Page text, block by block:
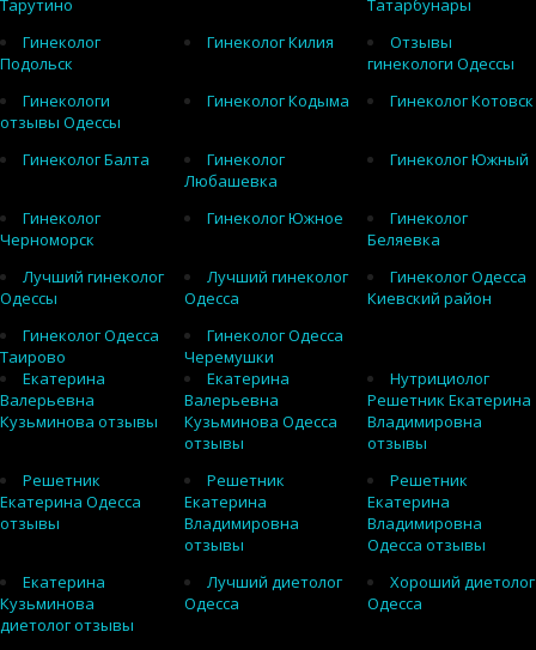
Тарутино
Татарбунары
Гинеколог
Подольск
Гинеколог Килия
Отзывы
гинекологи Одессы
Гинекологи
отзывы Одессы
Гинеколог Кодыма Гинеколог Котовск
Гинеколог Балта
Гинеколог
Любашевка
Гинеколог Южный
Гинеколог
Черноморск
Гинеколог Южное
Гинеколог
Беляевка
Лучший гинеколог
Одессы
Лучший гинеколог
Одесса
Гинеколог Одесса
Киевский район
Гинеколог Одесса
Таирово
Гинеколог Одесса
Черемушки
Екатерина
Валерьевна
Кузьминова отзывы
Екатерина
Валерьевна
Кузьминова Одесса
отзывы
Нутрициолог
Решетник Екатерина
Владимировна
отзывы
Решетник
Екатерина Одесса
отзывы
Решетник
Екатерина
Владимировна
отзывы
Решетник
Екатерина
Владимировна
Одесса отзывы
Екатерина
Кузьминова
диетолог отзывы
Лучший диетолог
Одесса
Хороший диетолог
Одесса